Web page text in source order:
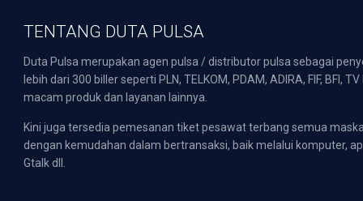
TENTANG DUTA PULSA
Duta Pulsa merupakan agen pulsa / distributor pulsa sebagai
lebih dari 300 biller seperti PLN, TELKOM, PDAM, ADIRA, FIF,
macam produk dan layanan lainnya.
Kini juga tersedia pemesanan tiket pesawat terbang semua
dengan kemudahan dalam bertransaksi, baik melalui komputer,
Gtalk dll.